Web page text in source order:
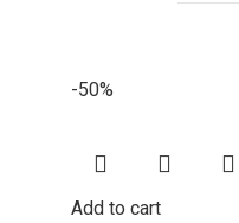
-50%
Add to cart